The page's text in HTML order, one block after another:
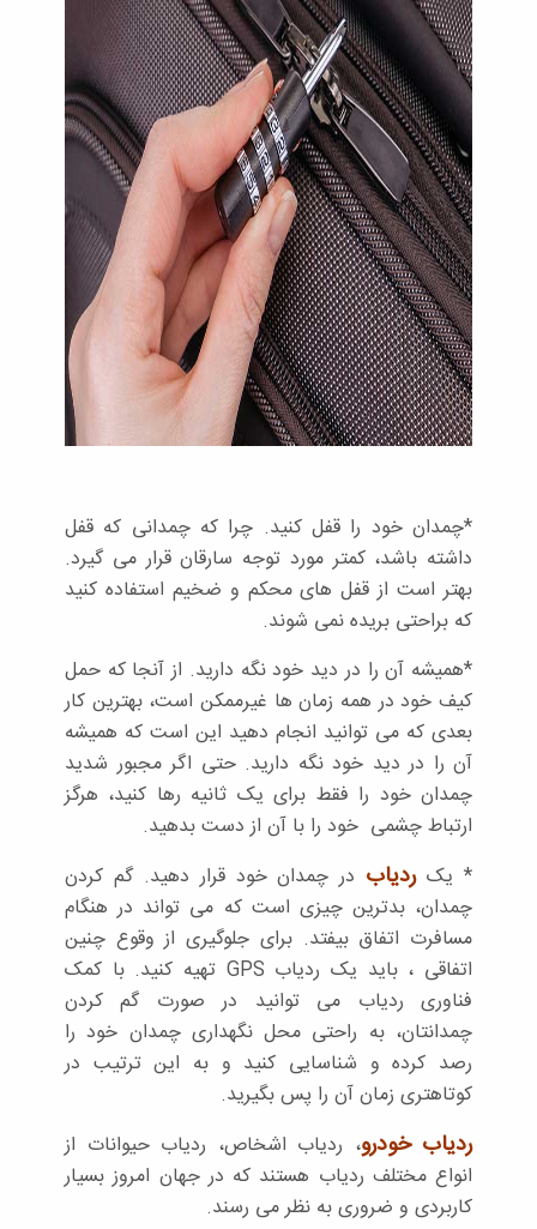
*چمدان خود را قفل کنید. چرا که چمدانی که قفل
داشته باشد، کمتر مورد توجه سارقان قرار می گیرد.
بهتر است از قفل های محکم و ضخیم استفاده کنید
که براحتی بریده نمی شوند.
*همیشه آن را در دید خود نگه دارید. از آنجا که حمل
کیف خود در همه زمان ها غیرممکن است، بهترین کار
بعدی که می توانید انجام دهید این است که همیشه
آن را در دید خود نگه دارید. حتی اگر مجبور شدید
چمدان خود را فقط برای یک ثانیه رها کنید، هرگز
ارتباط چشمی خود را با آن از دست بدهید.
* یکردیابدر چمدان خود قرار دهید. گم کردن
چمدان، بدترین چیزی است که می تواند در هنگام
مسافرت اتفاق بیفتد. برای جلوگیری از وقوع چنین
اتفاقی ، باید یک ردیاب GPS تهیه کنید. با کمک
فناوری ردیاب می توانید در صورت گم کردن
چمدانتان، به راحتی محل نگهداری چمدان خود را
رصد کرده و شناسایی کنید و به این ترتیب در
کوتاهتری زمان آن را پس بگیرید.
ردیاب خودرو، ردیاب اشخاص، ردیاب حیوانات از
انواع مختلف ردیاب هستند که در جهان امروز بسیار
کاربردی و ضروری به نظر می رسند.